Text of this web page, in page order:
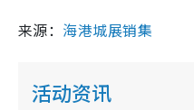
来源： 海港城展销集
活动资讯